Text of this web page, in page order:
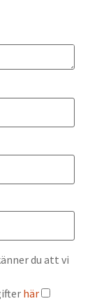
du att vi
här